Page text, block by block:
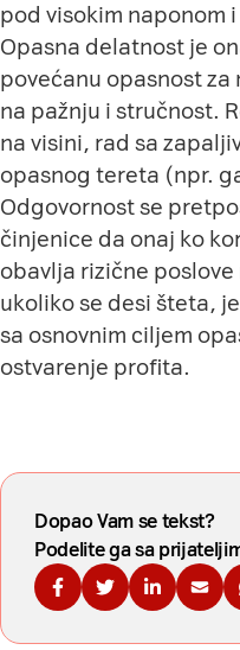
pod visokim naponom
Opasna delatnost je
povećanu opasnost
na pažnju i stručnost.
na visini, rad sa
opasnog tereta (npr.
Odgovornost se
činjenice da onaj ko
obavlja rizične
ukoliko se desi šteta,
sa osnovnim ciljem
ostvarenje profita.
Dopao Vam se tekst?
Podelite ga sa
Podelite na Fejsbuku
Podelite na
Podelite